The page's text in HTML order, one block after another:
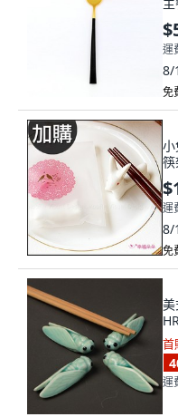
運
8/
免
運
8/
免
首
運